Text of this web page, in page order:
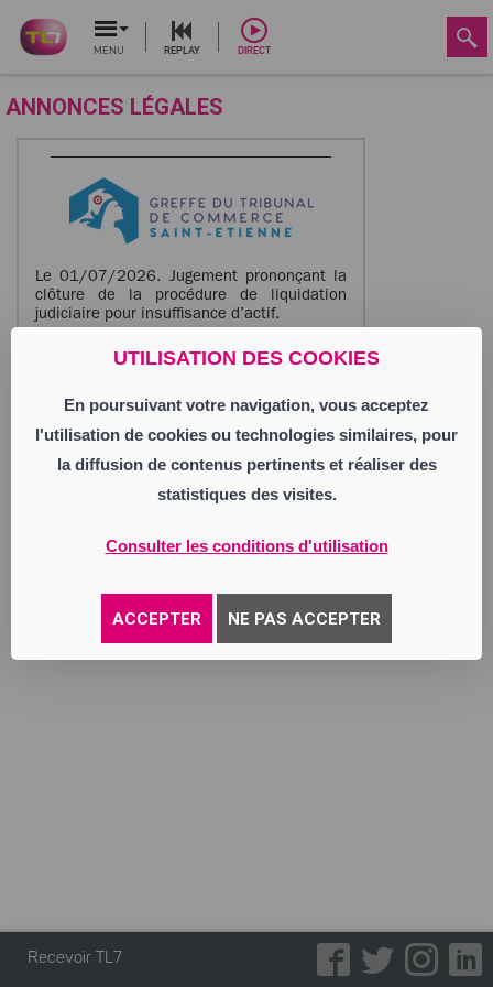
UTILISATION DES COOKIES
En poursuivant votre navigation, vous acceptez
l'utilisation de cookies ou technologies similaires, pour
la diffusion de contenus pertinents et réaliser des
statistiques des visites.
Consulter les conditions d'utilisation
ACCEPTER NE PAS ACCEPTER
MENU REPLAY DIRECT
ANNONCES LÉGALES
Le 01/07/2026. Jugement prononçant la
clôture de la procédure de liquidation
judiciaire pour insuffisance d’actif.
ROYET Joseph
42170 Saint-Just-Saint-Rambert
Activité : ferrailleur
Annonce parue le 07/07/2026
Recevoir TL7